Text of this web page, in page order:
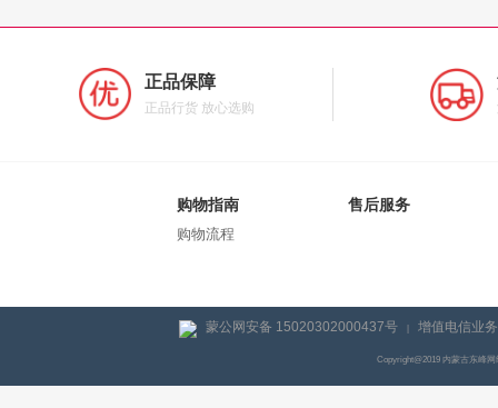
正品保障
正品行货 放心选购
购物指南
购物流程
售后服务
蒙公网安备 15020302000437号 | 增值电信业
Copyright@2019 内蒙古东峰